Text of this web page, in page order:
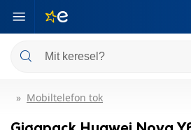
Mobiltelefon tok